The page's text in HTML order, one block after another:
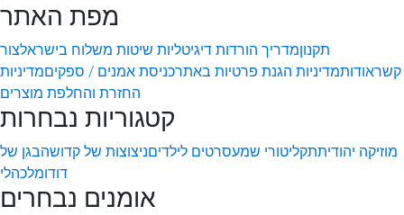
מפת האתר
תקנוןמדריך הורדות דיגיטליות שיטות משלוח בישראלצור
קשראודותמדיניות הגנת פרטיות באתרכניסת אמנים / ספקיםמדיניות
החזרת והחלפת מוצרים
קטגוריות נבחרות
מוזיקה יהודיתתקליטורי שמעסרטים לילדיםניצוצות של קדושהבגן של
דודומלכהלי
אומנים נבחרים